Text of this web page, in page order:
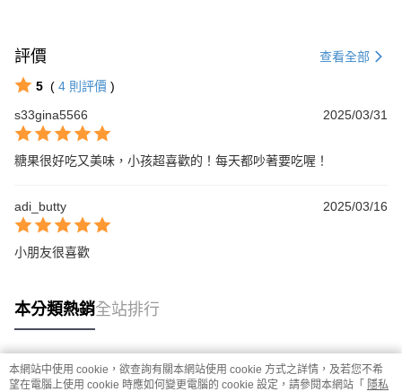
評價 查看全部
5 ( 4 則評價 )
s33gina5566
2025/03/31
糖果很好吃又美味，小孩超喜歡的！每天都吵著要吃喔！
adi_butty 2025/03/16
小朋友很喜歡
本分類熱銷全站排行
熱門標籤
本網站中使用 cookie，欲查詢有關本網站使用 cookie 方式之詳情，及若您不希
望在電腦上使用 cookie 時應如何變更電腦的 cookie 設定，請參閱本網站「 隱私